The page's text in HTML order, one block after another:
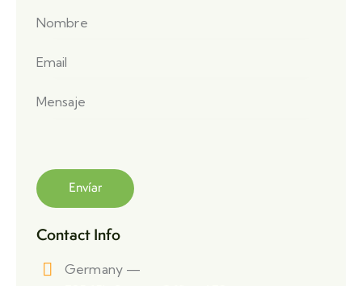
Contact Info
Germany —